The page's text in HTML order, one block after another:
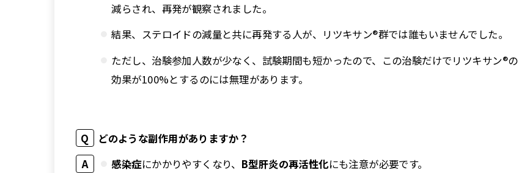
減らされ、再発が観察されました。
結果、ステロイドの減量と共に再発する人が、リツキサン®群では誰もいませんでした。
ただし、治験参加人数が少なく、試験期間も短かったので、この治験だけでリツキサン®の
効果が100%とするのには無理があります。
どのような副作用がありますか？
感染症にかかりやすくなり、 B型肝炎の再活性化にも注意が必要です。